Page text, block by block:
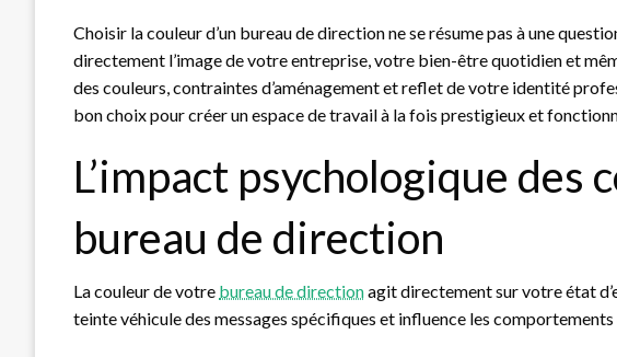
Choisir la couleur d’un bureau de direction ne se résume pas à une
directement l’image de votre entreprise, votre bien-être quotidien et
des couleurs, contraintes d’aménagement et reflet de votre identité
bon choix pour créer un espace de travail à la fois prestigieux et
L’impact psychologique des
bureau de direction
La couleur de votre bureau de directionagit directement sur votre état
teinte véhicule des messages spécifiques et influence les